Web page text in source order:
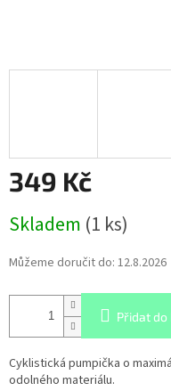
349 Kč
cena:
Skladem (1 ks)
Můžeme doručit do: 12.8.2026
Přidat do
Cyklistická pumpička o
odolného materiálu.